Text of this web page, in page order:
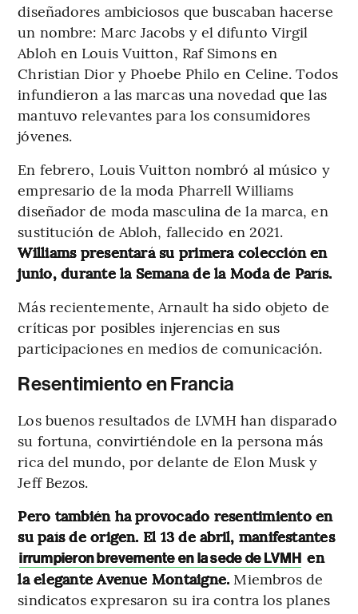
diseñadores ambiciosos que buscaban hacerse
un nombre: Marc Jacobs y el difunto Virgil
Abloh en Louis Vuitton, Raf Simons en
Christian Dior y Phoebe Philo en Celine. Todos
infundieron a las marcas una novedad que las
mantuvo relevantes para los consumidores
jóvenes.
En febrero, Louis Vuitton nombró al músico y
empresario de la moda Pharrell Williams
diseñador de moda masculina de la marca, en
sustitución de Abloh, fallecido en 2021.
Williams presentará su primera colección en
junio, durante la Semana de la Moda de París.
Más recientemente, Arnault ha sido objeto de
críticas por posibles injerencias en sus
participaciones en medios de comunicación.
Resentimiento en Francia
Los buenos resultados de LVMH han disparado
su fortuna, convirtiéndole en la persona más
rica del mundo, por delante de Elon Musk y
Jeff Bezos.
Pero también ha provocado resentimiento en
su país de origen. El 13 de abril, manifestantes
irrumpieron brevemente en la sede de LVMH en
la elegante Avenue Montaigne. Miembros de
sindicatos expresaron su ira contra los planes